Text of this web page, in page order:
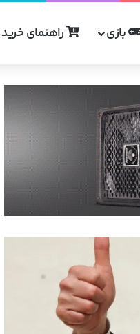
بازی راهنمای خرید